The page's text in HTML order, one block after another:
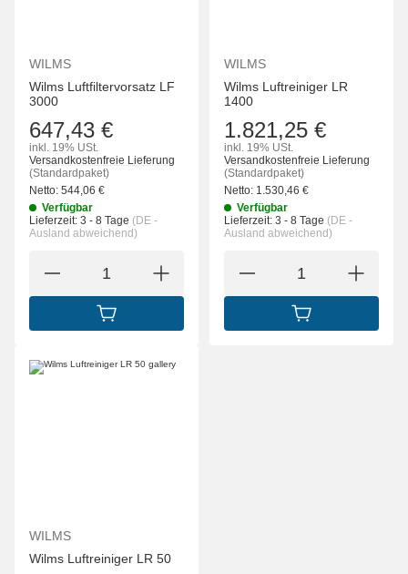
WILMS
Wilms Luftfiltervorsatz LF
3000
647,43 €
inkl. 19% USt.
Versandkostenfreie Lieferung
(Standardpaket)
Netto: 544,06 €
Verfügbar
Lieferzeit: 3 - 8 Tage (DE -
Ausland abweichend)
IN DEN WARENKORB
WILMS
Wilms Luftreiniger LR
1400
1.821,25 €
inkl. 19% USt.
Versandkostenfreie Lieferung
(Standardpaket)
Netto: 1.530,46 €
Verfügbar
Lieferzeit: 3 - 8 Tage (DE -
Ausland abweichend)
IN DEN
WILMS
Wilms Luftreiniger LR 50